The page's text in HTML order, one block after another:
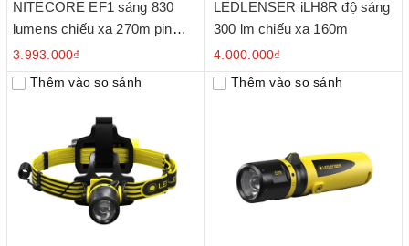
NITECORE EF1 sáng 830
lumens chiếu xa 270m pin
sạc 18650 3400mAh
3.993.000₫
LEDLENSER iLH8R độ sáng
300 lm chiếu xa 160m
4.000.000₫
Thêm vào so sánh
Thêm vào so sánh